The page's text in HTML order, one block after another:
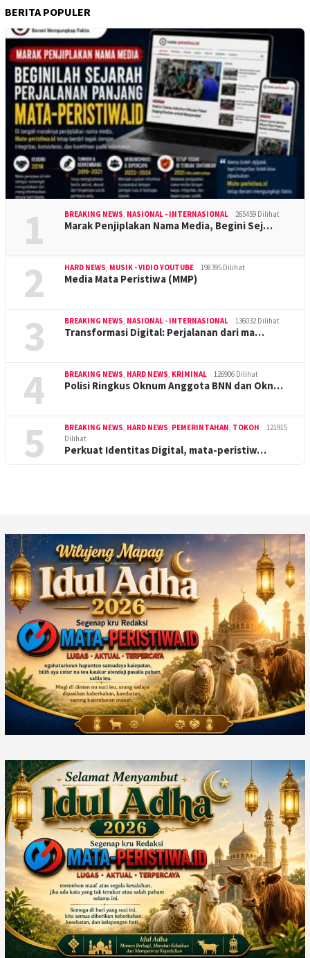
BERITA POPULER
1 BREAKING NEWS, NASIONAL - INTERNASIONAL 265459 Dilihat
Marak Penjiplakan Nama Media, Begini Sej…
2 HARD NEWS, MUSIK - VIDIO YOUTUBE 198395 Dilihat
Media Mata Peristiwa (MMP)
3 BREAKING NEWS, NASIONAL - INTERNASIONAL 136032 Dilihat
Transformasi Digital: Perjalanan dari ma…
4 BREAKING NEWS, HARD NEWS, KRIMINAL 126906 Dilihat
Polisi Ringkus Oknum Anggota BNN dan Okn…
5 BREAKING NEWS, HARD NEWS, PEMERINTAHAN, TOKOH
121915
Dilihat
Perkuat Identitas Digital, mata-peristiw…